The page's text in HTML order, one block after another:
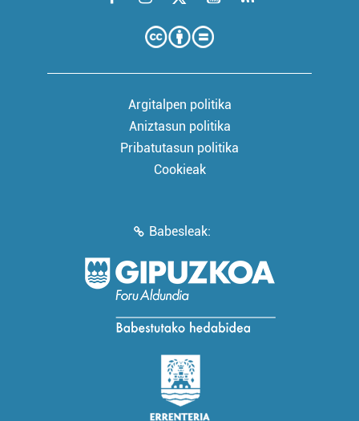
Argitalpen politika
Aniztasun politika
Pribatutasun politika
Cookieak
Babesleak: